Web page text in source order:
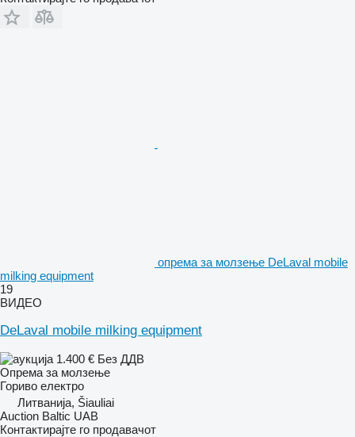
опрема за молзење DeLaval mobile
milking equipment
19
ВИДЕО
DeLaval mobile milking equipment
1.400 € Без ДДВ
Опрема за молзење
Гориво електро
Литванија, Šiauliai
Auction Baltic UAB
Контактирајте го продавачот